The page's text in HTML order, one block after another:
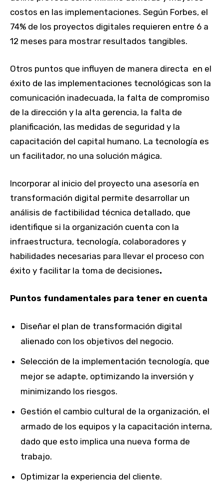
costos en las implementaciones. Según Forbes, el
74% de los proyectos digitales requieren entre 6 a
12 meses para mostrar resultados tangibles.
Otros puntos que influyen de manera directa en el
éxito de las implementaciones tecnológicas son la
comunicación inadecuada, la falta de compromiso
de la dirección y la alta gerencia, la falta de
planificación, las medidas de seguridad y la
capacitación del capital humano. La tecnología es
un facilitador, no una solución mágica.
Incorporar al inicio del proyecto una asesoría en
transformación digital permite desarrollar un
análisis de factibilidad técnica detallado, que
identifique si la organización cuenta con la
infraestructura, tecnología, colaboradores y
habilidades necesarias para llevar el proceso con
éxito y facilitar la toma de decisiones.
Puntos fundamentales para tener en cuenta
Diseñar el plan de transformación digital
alienado con los objetivos del negocio.
Selección de la implementación tecnología, que
mejor se adapte, optimizando la inversión y
minimizando los riesgos.
Gestión el cambio cultural de la organización, el
armado de los equipos y la capacitación interna,
dado que esto implica una nueva forma de
trabajo.
Optimizar la experiencia del cliente.